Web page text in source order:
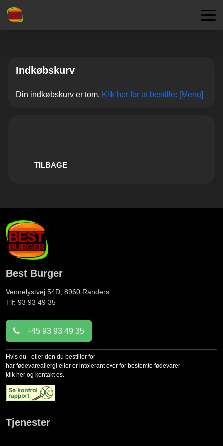
Indkøbskurv
Din indkøbskurv er tom. Klik her for at bestille: [Menu]
TILBAGE
Best Burger
Vennelystvej 54D, 8960 Randers
Tlf: 93 93 49 35
+45 93 93 49 35
Hvis du - eller den du bestiller for -
har fødevareallergi eller er intolerant over for bestemte fødevarer
klik her og kontakt os.
Tjenester